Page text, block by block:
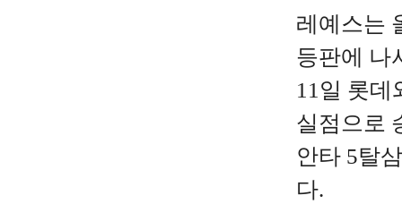
레예스는
등판에 나
11일 롯데
실점으로
안타 5탈
다.